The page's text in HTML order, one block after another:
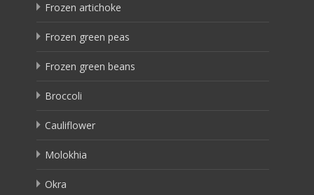
Frozen artichoke
Frozen green peas
Frozen green beans
Broccoli
Cauliflower
Molokhia
Okra